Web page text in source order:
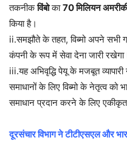
तकनीकविंबोका70 मिलियन
किया है।
ii.समझौते के तहत, विब्मो अपने सभी
कंपनी के रूप में सेवा देना जारी
iii.यह अभिवृद्धि पेयू के मजबूत
समाधानों के लिए विब्मो के नेतृत्व को
समाधान प्रदान करने के लिए
दूरसंचार विभाग ने टीटीएसएल और